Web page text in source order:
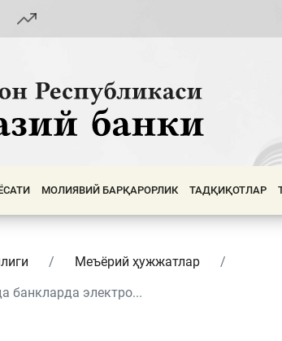
МОЛИЯВИЙ БАРҚАРОРЛИК ТАДҚИҚОТЛАР
Меъёрий ҳужжатлар
банкларда электро...